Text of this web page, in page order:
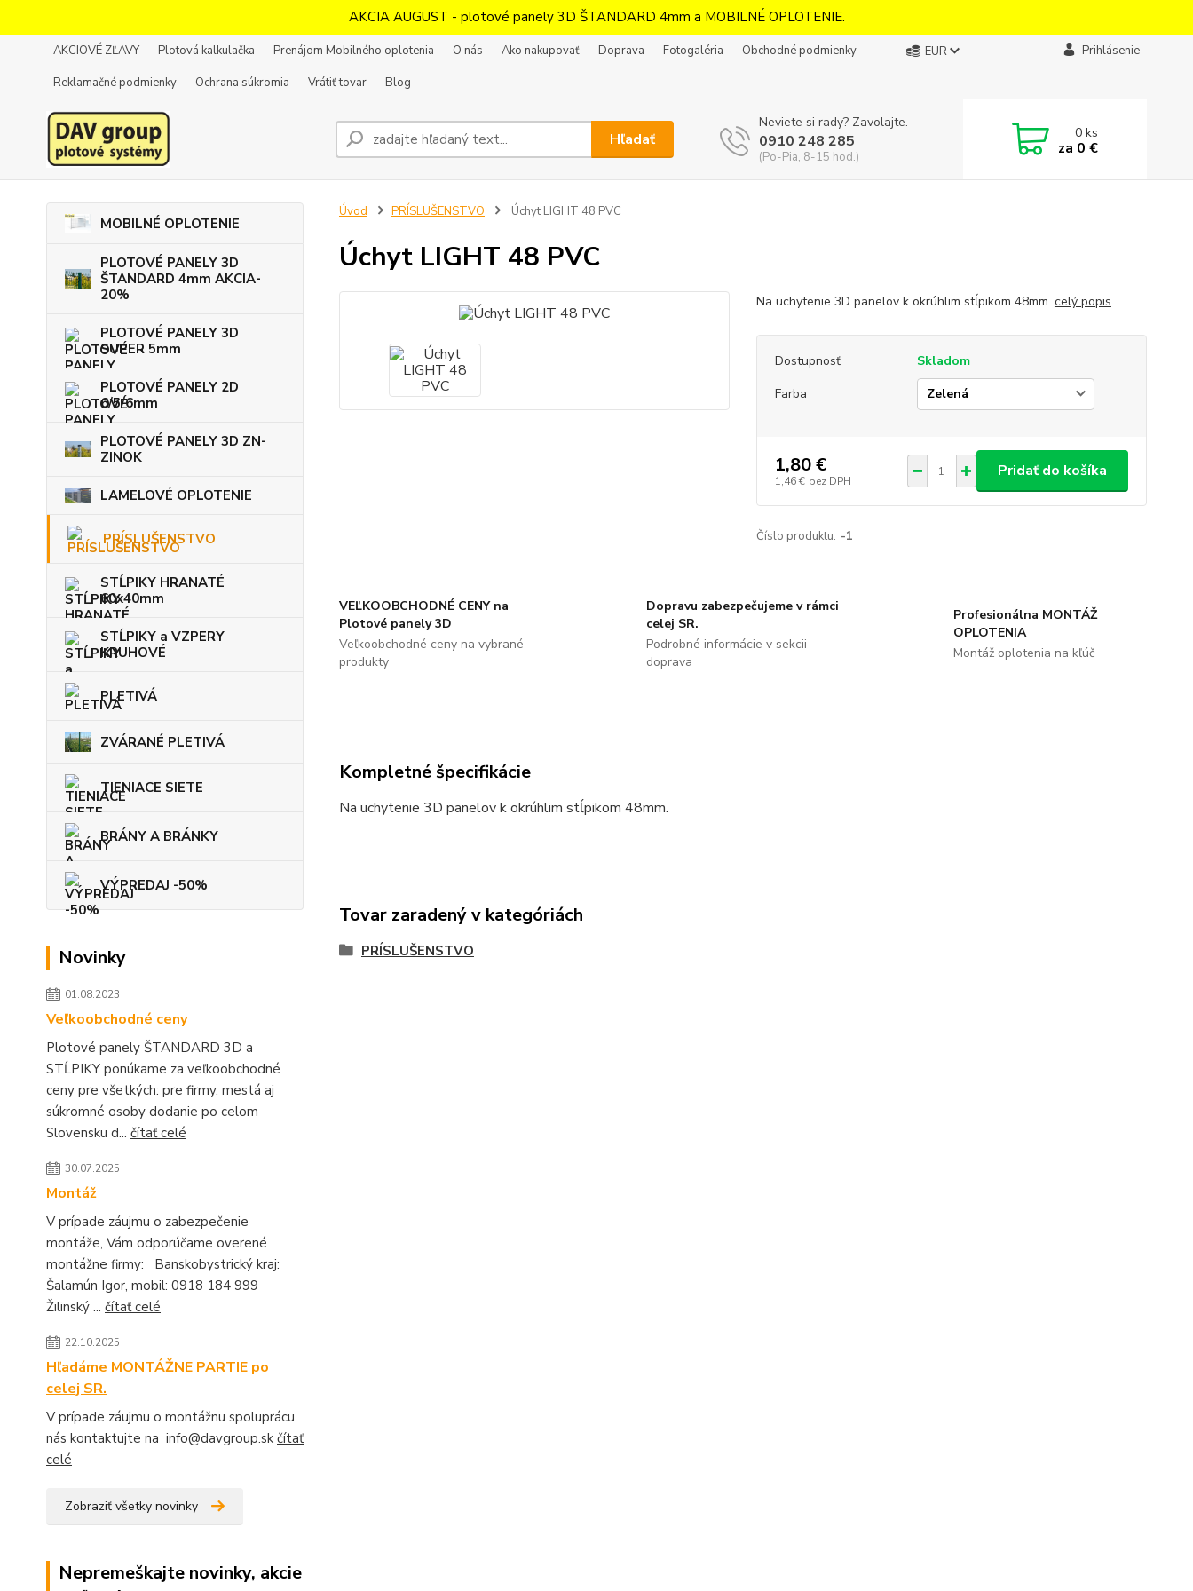
AKCIA AUGUST - plotové panely 3D ŠTANDARD 4mm a MOBILNÉ OPLOTENIE.
AKCIOVÉ ZĽAVY Plotová kalkulačka Prenájom Mobilného oplotenia O nás Ako nakupovať Doprava Fotogaléria
Obchodné podmienky
Reklamačné podmienky
Ochrana súkromia Vrátiť tovar Blog
EUR Prihlásenie
Hľadať
Neviete si rady? Zavolajte.
0910 248 285
(Po-Pia, 8-15 hod.)
0ks
za 0 €
MOBILNÉ OPLOTENIE
PLOTOVÉ PANELY 3D
ŠTANDARD 4mm AKCIA-
20%
PLOTOVÉ PANELY 3D
SUPER 5mm
PLOTOVÉ PANELY 2D
6/5/6mm
PLOTOVÉ PANELY 3D ZN-
ZINOK
LAMELOVÉ OPLOTENIE
PRÍSLUŠENSTVO
STĹPIKY HRANATÉ
60x40mm
STĹPIKY a VZPERY
KRUHOVÉ
PLETIVÁ
ZVÁRANÉ PLETIVÁ
TIENIACE SIETE
BRÁNY A BRÁNKY
VÝPREDAJ -50%
Novinky
01.08.2023
Veľkoobchodné ceny
Plotové panely ŠTANDARD 3D a
STĹPIKY ponúkame za veľkoobchodné
ceny pre všetkých: pre firmy, mestá aj
súkromné osoby dodanie po celom
Slovensku d... čítať celé
30.07.2025
Montáž
V prípade záujmu o zabezpečenie
montáže, Vám odporúčame overené
montážne firmy: Banskobystrický kraj:
Šalamún Igor, mobil: 0918 184 999
Žilinský ... čítať celé
22.10.2025
Hľadáme MONTÁŽNE PARTIE po
celej SR.
V prípade záujmu o montážnu spoluprácu
nás kontaktujte na info@davgroup.sk čítať
celé
Zobraziť všetky novinky
Nepremeškajte novinky, akcie
Úvod PRÍSLUŠENSTVO Úchyt LIGHT 48 PVC
Úchyt LIGHT 48 PVC
Na uchytenie 3D panelov k okrúhlim stĺpikom 48mm. celý popis
Dostupnosť
Skladom
Farba
1,80 €
1,46 € bez DPH
Pridať do košíka
Číslo produktu: -1
VEĽKOOBCHODNÉ CENY na
Plotové panely 3D
Veľkoobchodné ceny na vybrané
produkty
Dopravu zabezpečujeme v rámci
celej SR.
Podrobné informácie v sekcii
doprava
Profesionálna MONTÁŽ
OPLOTENIA
Montáž oplotenia na kľúč
Kompletné špecifikácie
Na uchytenie 3D panelov k okrúhlim stĺpikom 48mm.
Tovar zaradený v kategóriách
PRÍSLUŠENSTVO